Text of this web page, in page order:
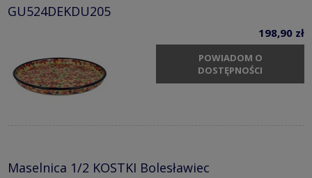
GU524DEKDU205
198,90 zł
POWIADOM O
DOSTĘPNOŚCI
Maselnica 1/2 KOSTKI Bolesławiec